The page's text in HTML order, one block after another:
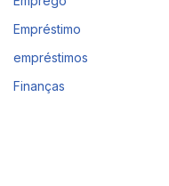
Empréstimo
empréstimos
Finanças